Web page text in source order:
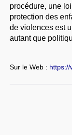
procédure, une
protection des
de violences est
autant que
Sur le Web :